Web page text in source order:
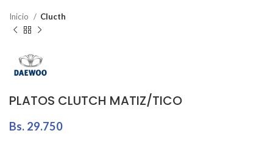
Inicio Clucth
PLATOS CLUTCH MATIZ/TICO
Bs. 29.750